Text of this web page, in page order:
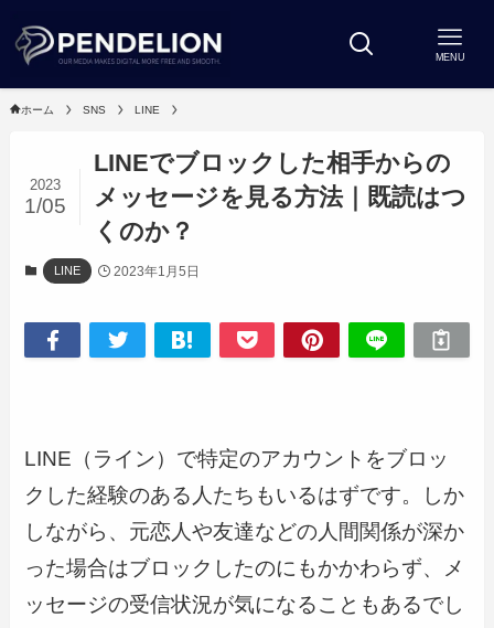
MENU
ホーム SNS LINE
LINEでブロックした相手からの
メッセージを見る方法｜既読はつ
くのか？
2023
1/05
LINE 2023年1月5日
LINE（ライン）で特定のアカウントをブロッ
クした経験のある人たちもいるはずです。しか
しながら、元恋人や友達などの人間関係が深か
った場合はブロックしたのにもかかわらず、メ
ッセージの受信状況が気になることもあるでし